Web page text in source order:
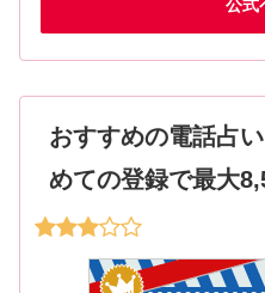
公式
おすすめの電話占
めての登録で最大